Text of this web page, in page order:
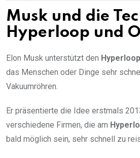
Musk und die
Hyperloop und
Elon Musk unterstützt den Hyperloop
das Menschen oder Dinge sehr
Vakuumröhren.
Er präsentierte die Idee erstmals
verschiedene Firmen, die am
bald möglich sein, sehr schnell zu